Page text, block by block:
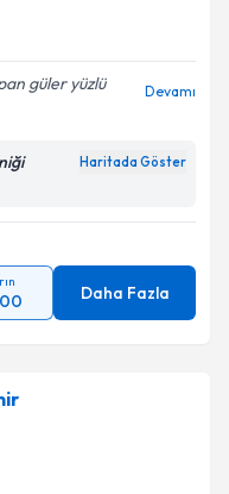
güler yüzlü
Devamı
Haritada Göster
Daha Fazla